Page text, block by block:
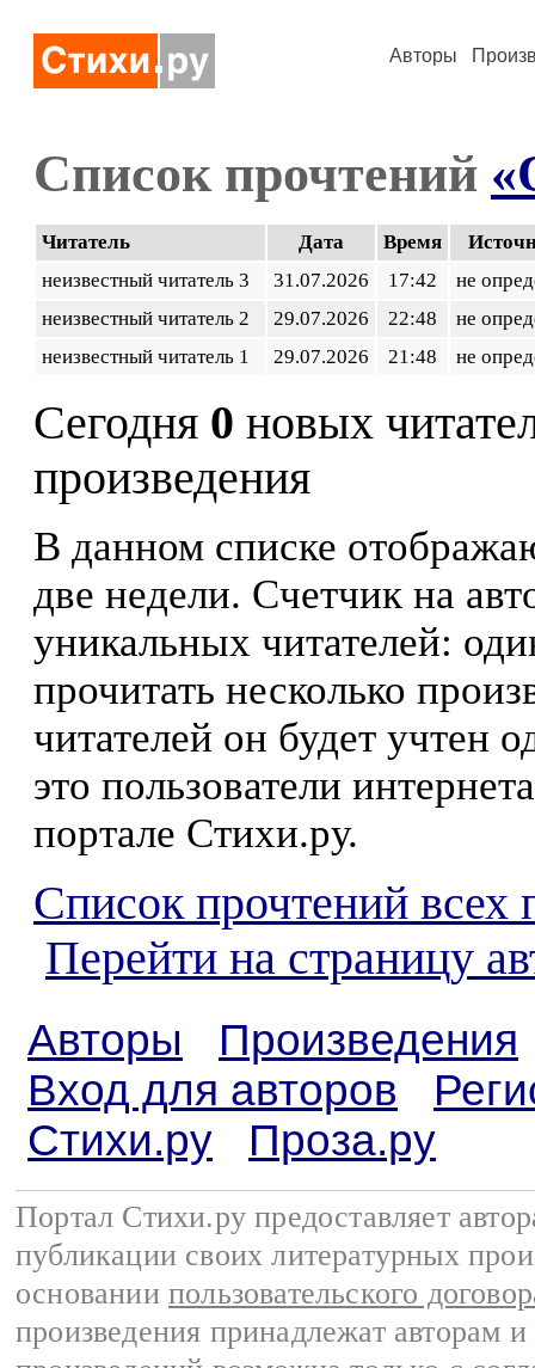
Авторы
Список прочтений
Читатель Дата Время
неизвестный читатель 3
31.07.2026 17:42
не
неизвестный читатель 2
29.07.2026 22:48
не
неизвестный читатель 1
29.07.2026 21:48 не
Сегодня 0 новых
произведения
В данном списке
две недели. Счетчик на
уникальных читателей:
прочитать несколько
читателей он будет учтен
это пользователи
портале Стихи.ру.
Список прочтений всех
Перейти на страницу
Авторы
Произведения
Вход для авторов
Стихи.ру
Проза.ру
Портал Стихи.ру предоставляет
публикации своих литературных
основании пользовательского
произведения принадлежат авторам